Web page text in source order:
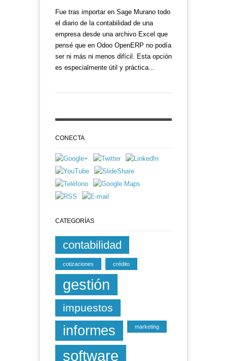
Fue tras importar en Sage Murano todo
el diario de la contabilidad de una
empresa desde una archivo Excel que
pensé que en Odoo OpenERP no podía
ser ni más ni menos difícil. Esta opción
es especialmente útil y práctica…
CONECTA
CATEGORÍAS
contabilidad
cotizaciones crédito
gestión
impuestos
informes marketing
software